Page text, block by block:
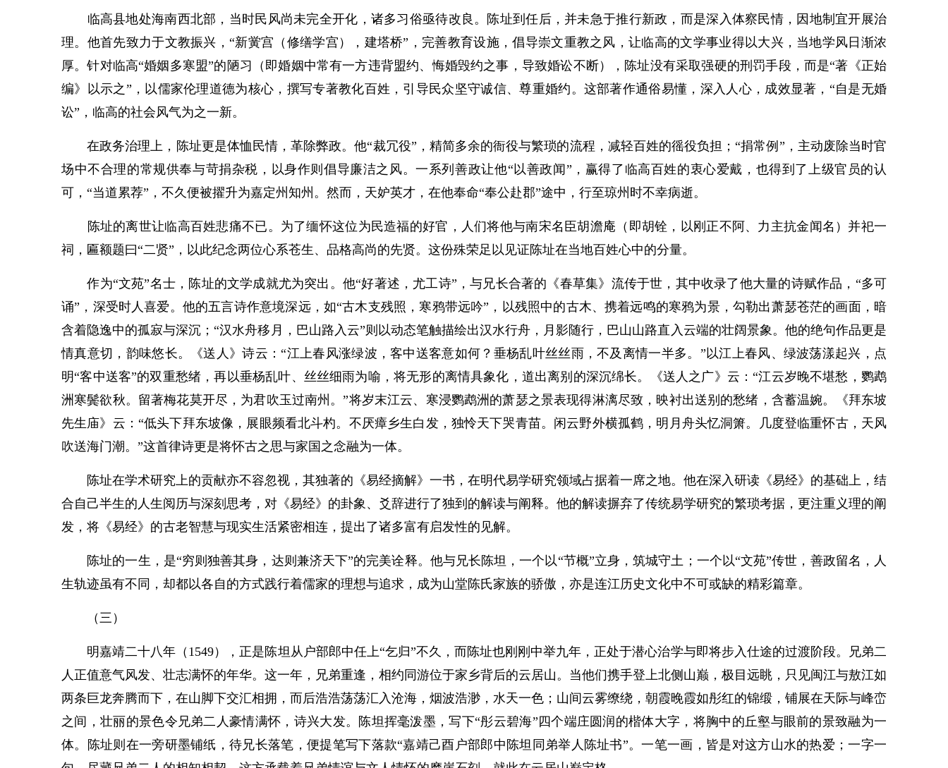
临高县地处海南西北部，当时民风尚未完全开化，诸多习俗亟待改良。陈址到任后，并未急于推行新政，而是深入体察民情，因地制宜开展治
理。他首先致力于文教振兴，“新黉宫（修缮学宫），建塔桥”，完善教育设施，倡导崇文重教之风，让临高的文学事业得以大兴，当地学风日渐浓
厚。针对临高“婚姻多寒盟”的陋习（即婚姻中常有一方违背盟约、悔婚毁约之事，导致婚讼不断），陈址没有采取强硬的刑罚手段，而是“著《正始
编》以示之”，以儒家伦理道德为核心，撰写专著教化百姓，引导民众坚守诚信、尊重婚约。这部著作通俗易懂，深入人心，成效显著，“自是无婚
讼”，临高的社会风气为之一新。
在政务治理上，陈址更是体恤民情，革除弊政。他“裁冗役”，精简多余的衙役与繁琐的流程，减轻百姓的徭役负担；“捐常例”，主动废除当时官
场中不合理的常规供奉与苛捐杂税，以身作则倡导廉洁之风。一系列善政让他“以善政闻”，赢得了临高百姓的衷心爱戴，也得到了上级官员的认
可，“当道累荐”，不久便被擢升为嘉定州知州。然而，天妒英才，在他奉命“奉公赴郡”途中，行至琼州时不幸病逝。
陈址的离世让临高百姓悲痛不已。为了缅怀这位为民造福的好官，人们将他与南宋名臣胡澹庵（即胡铨，以刚正不阿、力主抗金闻名）并祀一
祠，匾额题曰“二贤”，以此纪念两位心系苍生、品格高尚的先贤。这份殊荣足以见证陈址在当地百姓心中的分量。
作为“文苑”名士，陈址的文学成就尤为突出。他“好著述，尤工诗”，与兄长合著的《春草集》流传于世，其中收录了他大量的诗赋作品，“多可
诵”，深受时人喜爱。他的五言诗作意境深远，如“古木支残照，寒鸦带远吟”，以残照中的古木、携着远鸣的寒鸦为景，勾勒出萧瑟苍茫的画面，暗
含着隐逸中的孤寂与深沉；“汉水舟移月，巴山路入云”则以动态笔触描绘出汉水行舟，月影随行，巴山山路直入云端的壮阔景象。他的绝句作品更是
情真意切，韵味悠长。《送人》诗云：“江上春风涨绿波，客中送客意如何？垂杨乱叶丝丝雨，不及离情一半多。”以江上春风、绿波荡漾起兴，点
明“客中送客”的双重愁绪，再以垂杨乱叶、丝丝细雨为喻，将无形的离情具象化，道出离别的深沉绵长。《送人之广》云：“江云岁晚不堪愁，鹦鹉
洲寒鬓欲秋。留著梅花莫开尽，为君吹玉过南州。”将岁末江云、寒浸鹦鹉洲的萧瑟之景表现得淋漓尽致，映衬出送别的愁绪，含蓄温婉。《拜东坡
先生庙》云：“低头下拜东坡像，展眼频看北斗杓。不厌瘴乡生白发，独怜天下哭青苗。闲云野外横孤鹤，明月舟头忆洞箫。几度登临重怀古，天风
吹送海门潮。”这首律诗更是将怀古之思与家国之念融为一体。
陈址在学术研究上的贡献亦不容忽视，其独著的《易经摘解》一书，在明代易学研究领域占据着一席之地。他在深入研读《易经》的基础上，结
合自己半生的人生阅历与深刻思考，对《易经》的卦象、爻辞进行了独到的解读与阐释。他的解读摒弃了传统易学研究的繁琐考据，更注重义理的阐
发，将《易经》的古老智慧与现实生活紧密相连，提出了诸多富有启发性的见解。
陈址的一生，是“穷则独善其身，达则兼济天下”的完美诠释。他与兄长陈坦，一个以“节概”立身，筑城守土；一个以“文苑”传世，善政留名，人
生轨迹虽有不同，却都以各自的方式践行着儒家的理想与追求，成为山堂陈氏家族的骄傲，亦是连江历史文化中不可或缺的精彩篇章。
（三）
明嘉靖二十八年（1549），正是陈坦从户部郎中任上“乞归”不久，而陈址也刚刚中举九年，正处于潜心治学与即将步入仕途的过渡阶段。兄弟二
人正值意气风发、壮志满怀的年华。这一年，兄弟重逢，相约同游位于家乡背后的云居山。当他们携手登上北侧山巅，极目远眺，只见闽江与敖江如
两条巨龙奔腾而下，在山脚下交汇相拥，而后浩浩荡荡汇入沧海，烟波浩渺，水天一色；山间云雾缭绕，朝霞晚霞如彤红的锦缎，铺展在天际与峰峦
之间，壮丽的景色令兄弟二人豪情满怀，诗兴大发。陈坦挥毫泼墨，写下“彤云碧海”四个端庄圆润的楷体大字，将胸中的丘壑与眼前的景致融为一
体。陈址则在一旁研墨铺纸，待兄长落笔，便提笔写下落款“嘉靖己酉户部郎中陈坦同弟举人陈址书”。一笔一画，皆是对这方山水的热爱；一字一